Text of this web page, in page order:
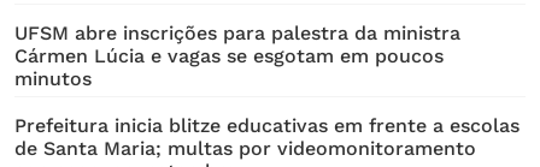
UFSM abre inscrições para palestra da ministra
Cármen Lúcia e vagas se esgotam em poucos
minutos
Prefeitura inicia blitze educativas em frente a escolas
de Santa Maria; multas por videomonitoramento